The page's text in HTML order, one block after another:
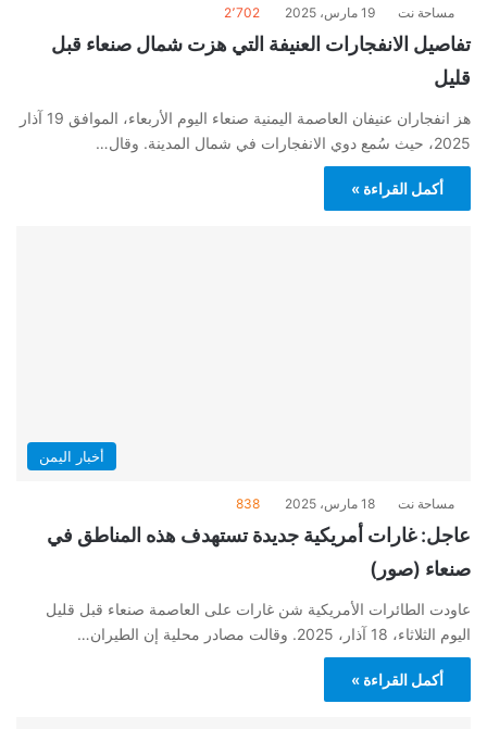
مساحة نت 19 مارس، 2025 2٬702
تفاصيل الانفجارات العنيفة التي هزت شمال صنعاء قبل
قليل
هز انفجاران عنيفان العاصمة اليمنية صنعاء اليوم الأربعاء، الموافق 19 آذار
2025، حيث سُمع دوي الانفجارات في شمال المدينة. وقال…
أكمل القراءة »
أخبار اليمن
مساحة نت 18 مارس، 2025 838
عاجل: غارات أمريكية جديدة تستهدف هذه المناطق في
صنعاء (صور)
عاودت الطائرات الأمريكية شن غارات على العاصمة صنعاء قبل قليل
اليوم الثلاثاء، 18 آذار، 2025. وقالت مصادر محلية إن الطيران…
أكمل القراءة »